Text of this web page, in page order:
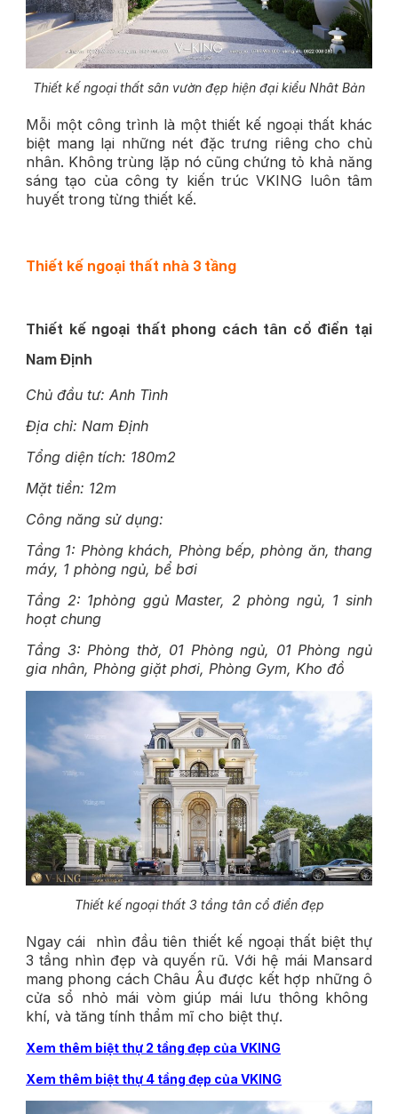
Thiết kế ngoại thất sân vườn đẹp hiện đại kiểu Nhât Bản
Mỗi một công trình là một thiết kế ngoại thất khác
biệt mang lại những nét đặc trưng riêng cho chủ
nhân. Không trùng lặp nó cũng chứng tỏ khả năng
sáng tạo của công ty kiến trúc VKING luôn tâm
huyết trong từng thiết kế.
Thiết kế ngoại thất nhà 3 tầng
Thiết kế ngoại thất phong cách tân cổ điển tại
Nam Định
Chủ đầu tư: Anh Tình
Địa chỉ: Nam Định
Tổng diện tích: 180m2
Mặt tiền: 12m
Công năng sử dụng:
Tầng 1: Phòng khách, Phòng bếp, phòng ăn, thang
máy, 1 phòng ngủ, bể bơi
Tầng 2: 1phòng ggủ Master, 2 phòng ngủ, 1 sinh
hoạt chung
Tầng 3: Phòng thờ, 01 Phòng ngủ, 01 Phòng ngủ
gia nhân, Phòng giặt phơi, Phòng Gym, Kho đồ
Thiết kế ngoại thất 3 tầng tân cổ điển đẹp
Ngay cái nhìn đầu tiên thiết kế ngoại thất biệt thự
3 tầng nhìn đẹp và quyến rũ. Với hệ mái Mansard
mang phong cách Châu Âu được kết hợp những ô
cửa sổ nhỏ mái vòm giúp mái lưu thông không
khí, và tăng tính thẩm mĩ cho biệt thự.
Xem thêm biệt thự 2 tầng đẹp của VKING
Xem thêm biệt thự 4 tầng đẹp của VKING